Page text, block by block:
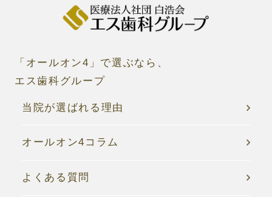
「 オールオン4 」で選ぶなら、
エス歯科グループ
当院が選ばれる理由
オールオン4コラム
よくある質問